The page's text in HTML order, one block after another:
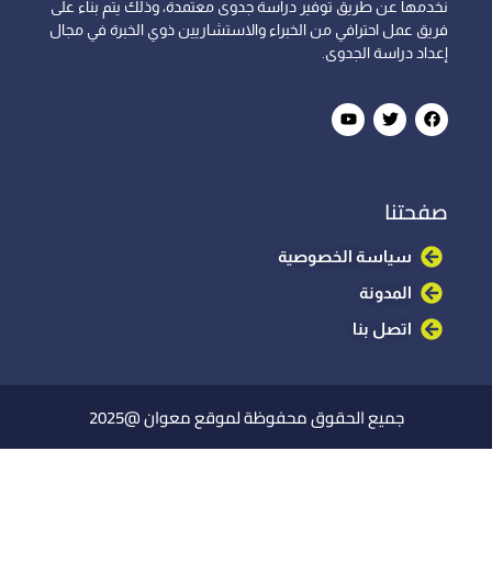
نخدمها عن طريق توفير دراسة جدوى معتمدة، وذلك يتم بناء على
فريق عمل احترافي من الخبراء والاستشاريين ذوي الخبرة في مجال
إعداد دراسة الجدوى.
صفحتنا
سياسة الخصوصية
المدونة
اتصل بنا
جميع الحقوق محفوظة لموقع معوان @2025